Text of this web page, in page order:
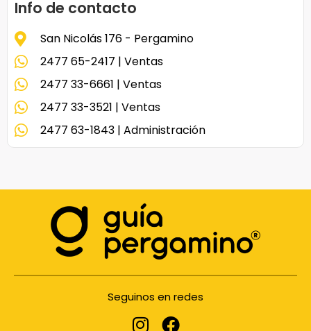
Info de contacto
San Nicolás 176 - Pergamino
2477 65-2417 | Ventas
2477 33-6661 | Ventas
2477 33-3521 | Ventas
2477 63-1843 | Administración
Seguinos en redes